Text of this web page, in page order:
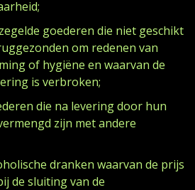
goederen die niet geschikt
om redenen van
of hygiëne en waarvan de
is verbroken;
die na levering door hun
zijn met andere
dranken waarvan de prijs
de sluiting van de